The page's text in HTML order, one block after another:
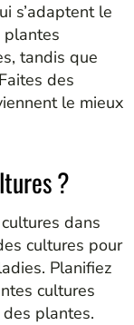
s’adaptent le
plantes
tandis que
des
le mieux
?
dans
cultures pour
Planifiez
cultures
des plantes.